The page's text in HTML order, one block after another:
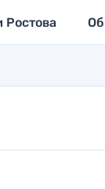
Ростова